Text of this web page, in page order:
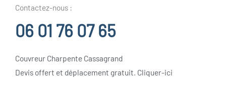
Contactez-nous :
06 01 76 07 65
Couvreur Charpente Cassagrand
Devis offert et déplacement gratuit. Cliquer-ici